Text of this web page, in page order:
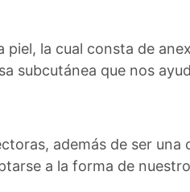
piel, la cual consta de
subcutánea que nos
además de ser una
a la forma de